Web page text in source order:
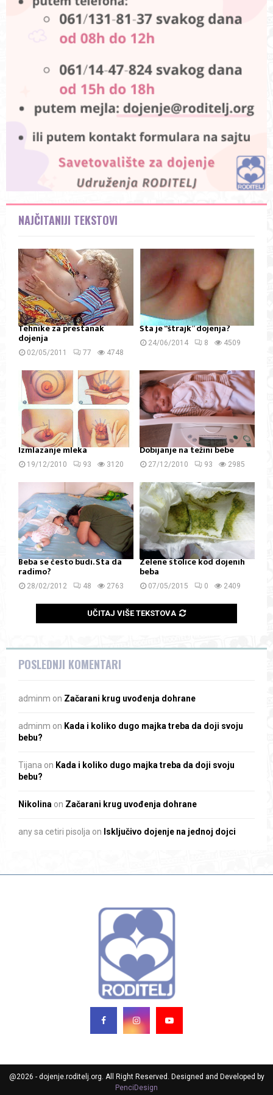
NAJČITANIJI TEKSTOVI
Tehnike za prestanak
dojenja
02/05/2011 77 4748
Šta je “štrajk” dojenja?
24/06/2014 8 4509
Izmlazanje mleka
19/12/2010 93 3120
Dobijanje na težini bebe
27/12/2010 93 2985
Beba se često budi. Šta da
radimo?
28/02/2012 48 2763
Zelene stolice kod dojenih
beba
07/05/2015 0 2409
UČITAJ VIŠE TEKSTOVA
POSLEDNJI KOMENTARI
adminm on Začarani krug uvođenja dohrane
adminm on Kada i koliko dugo majka treba da doji svoju
bebu?
Tijana on Kada i koliko dugo majka treba da doji svoju
bebu?
Nikolina on Začarani krug uvođenja dohrane
any sa cetiri pisolja on Isključivo dojenje na jednoj dojci
@2026 - dojenje.roditelj.org. All Right Reserved. Designed and Developed by
PenciDesign